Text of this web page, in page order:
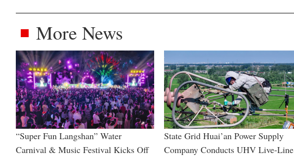
More News
“Super Fun Langshan” Water
Carnival & Music Festival Kicks Off
State Grid Huai’an Power Supply
Company Conducts UHV Live-Line